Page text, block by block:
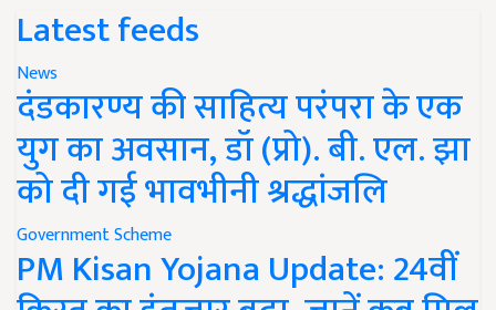
Latest feeds
News
दंडकारण्य की साहित्य परंपरा के एक
युग का अवसान, डॉ (प्रो). बी. एल. झा
को दी गई भावभीनी श्रद्धांजलि
Government Scheme
PM Kisan Yojana Update: 24वीं